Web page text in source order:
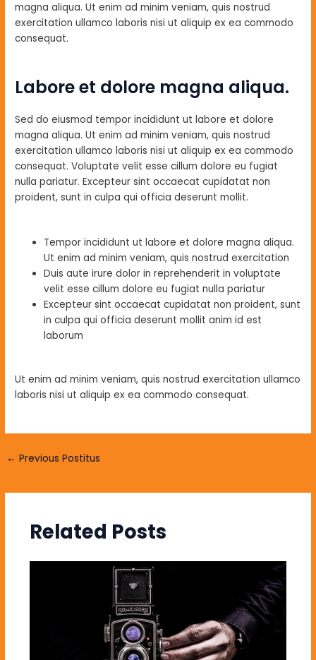
magna aliqua. Ut enim ad minim veniam, quis nostrud
exercitation ullamco laboris nisi ut aliquip ex ea commodo
consequat.
Labore et dolore magna aliqua.
Sed do eiusmod tempor incididunt ut labore et dolore
magna aliqua. Ut enim ad minim veniam, quis nostrud
exercitation ullamco laboris nisi ut aliquip ex ea commodo
consequat. Voluptate velit esse cillum dolore eu fugiat
nulla pariatur. Excepteur sint occaecat cupidatat non
proident, sunt in culpa qui officia deserunt mollit.
Tempor incididunt ut labore et dolore magna aliqua.
Ut enim ad minim veniam, quis nostrud exercitation
Duis aute irure dolor in reprehenderit in voluptate
velit esse cillum dolore eu fugiat nulla pariatur
Excepteur sint occaecat cupidatat non proident, sunt
in culpa qui officia deserunt mollit anim id est
laborum
Ut enim ad minim veniam, quis nostrud exercitation ullamco
laboris nisi ut aliquip ex ea commodo consequat.
← Previous Postitus
Related Posts